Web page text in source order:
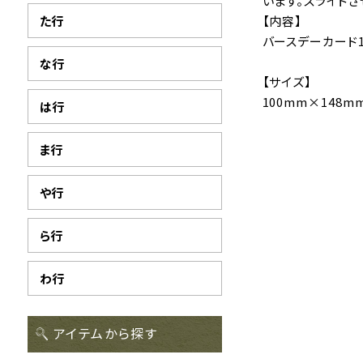
た行
な行
は行
ま行
や行
ら行
わ行
アイテムから探す
【内容】
バースデーカード
【サイズ】